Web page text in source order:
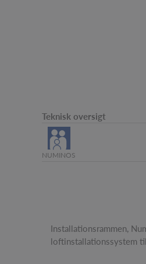
Teknisk oversigt
NUMINOS
Installationsrammen,
loftinstallationssystem